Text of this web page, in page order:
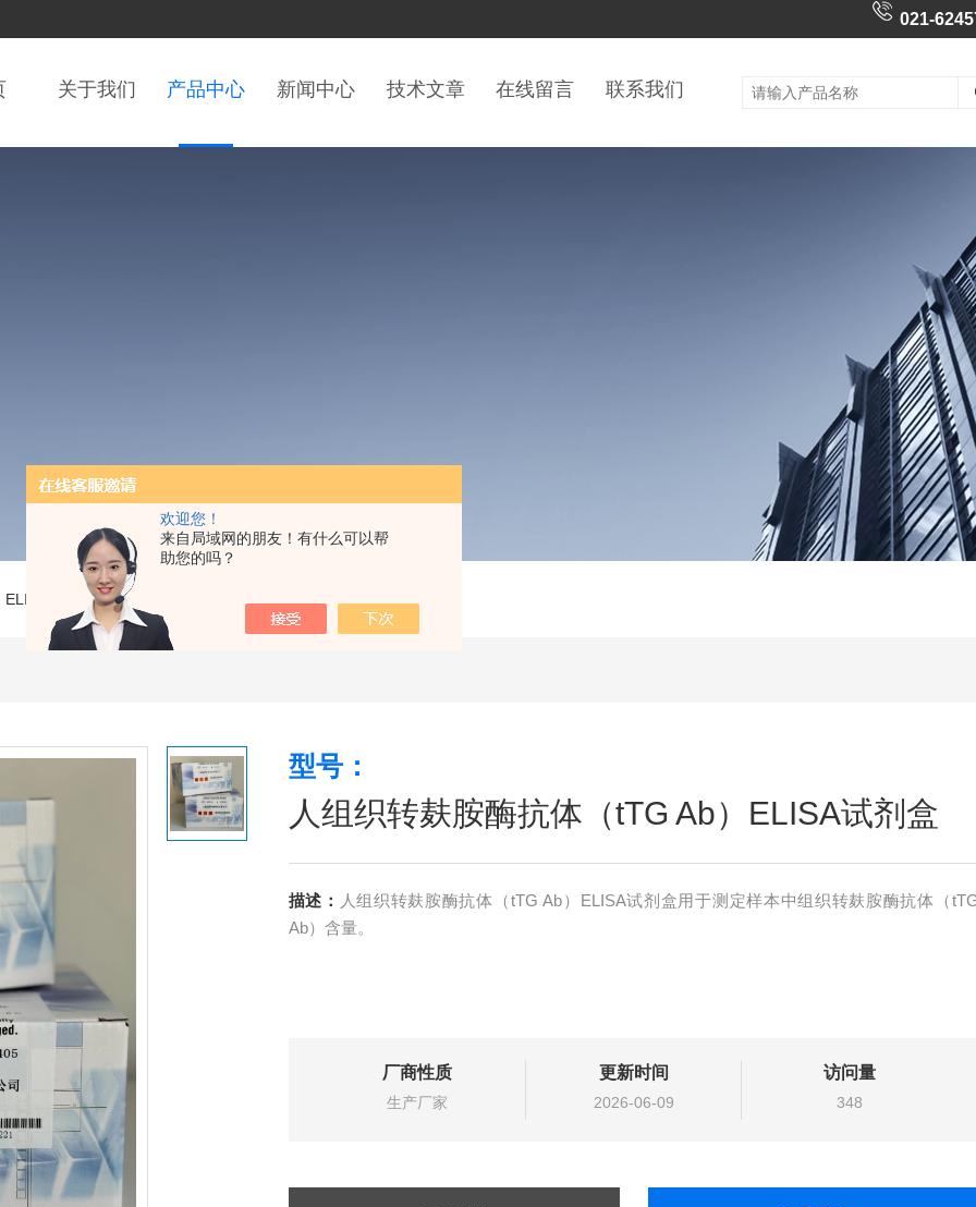
欢迎您！
来自局域网的朋友！有什么可以帮
助您的吗？
021-
关于我们 产品中心 新闻中心 技术文章 在线留言 联系我们
ELISA试剂盒>人组织转麸胺酶抗体（tTG Ab）ELISA试剂盒
型号：
人组织转麸胺酶抗体（tTG Ab）ELISA试剂盒
描述： 人组织转麸胺酶抗体（tTG Ab）ELISA试剂盒用于测定样本中组织转麸胺酶抗体（
Ab）含量。
厂商性质
生产厂家
更新时间
2026-06-09
访问量
348